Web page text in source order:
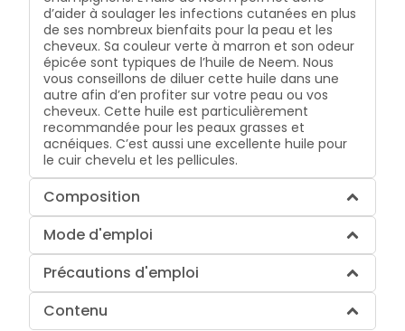
d’aider à soulager les infections cutanées en plus
de ses nombreux bienfaits pour la peau et les
cheveux. Sa couleur verte à marron et son odeur
épicée sont typiques de l’huile de Neem. Nous
vous conseillons de diluer cette huile dans une
autre afin d’en profiter sur votre peau ou vos
cheveux. Cette huile est particulièrement
recommandée pour les peaux grasses et
acnéiques. C’est aussi une excellente huile pour
le cuir chevelu et les pellicules.
Composition
Mode d'emploi
Précautions d'emploi
Contenu